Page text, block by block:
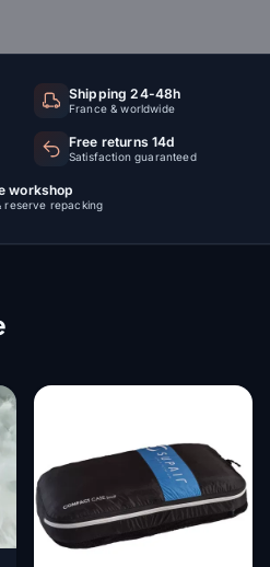
Shipping 24-48h
France & worldwide
Free returns 14d
Satisfaction guaranteed
workshop
reserve repacking